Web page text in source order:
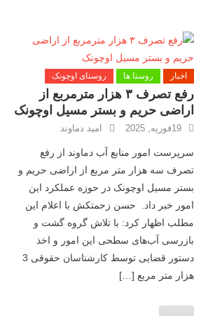
ل
س
ا
م
ن
د
ر
م
ن
ا
ط
ق
اخبار روستا ها روستای اوچونک
رفع تصرف ۳ هزار مترمربع از
اراضی حریم و بستر مسیل اوچونک
19فوریه, 2025 امید دماوند
سرپرست امور منابع آب دماوند از رفع
تصرف سه هزار متر مربع از اراضی حریم و
بستر مسیل اوچونک در حوزه عملکرد این
امور خبر داد. حسن زحمتکش با اعلام این
مطلب اظهار کرد: با تلاش گروه گشت و
بازرسی آب‌های سطحی این امور و اخذ
دستور قضایی توسط کارشناسان حقوقی 3
هزار متر مربع […]